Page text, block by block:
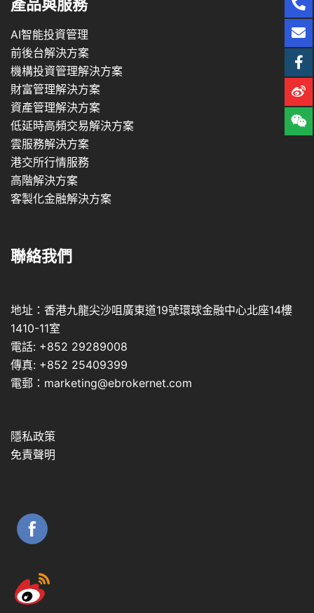
產品與服務
AI智能投資管理
前後台解決方案
機構投資管理解決方案
財富管理解決方案
資產管理解決方案
低延時高頻交易解決方案
雲服務解決方案
港交所行情服務
高階解決方案
客製化金融解決方案
聯絡我們
地址：香港九龍尖沙咀廣東道19號環球金融中心北座14樓
1410-11室
電話: +852 29289008
傳真: +852 25409399
電郵：marketing@ebrokernet.com
隱私政策
免責聲明